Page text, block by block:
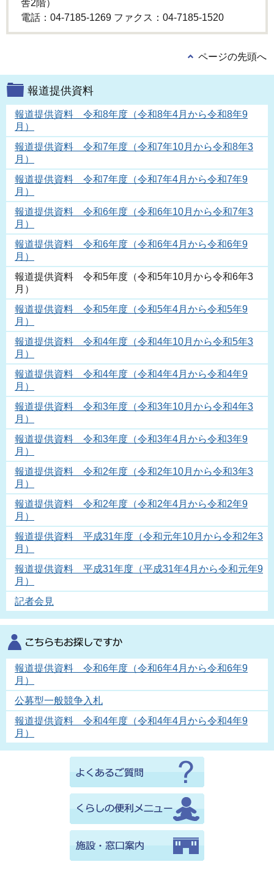
舎2階）
電話：04-7185-1269 ファクス：04-7185-1520
ページの先頭へ
報道提供資料
報道提供資料 令和8年度（令和8年4月から令和8年9
月）
報道提供資料 令和7年度（令和7年10月から令和8年3
月）
報道提供資料 令和7年度（令和7年4月から令和7年9
月）
報道提供資料 令和6年度（令和6年10月から令和7年3
月）
報道提供資料 令和6年度（令和6年4月から令和6年9
月）
報道提供資料 令和5年度（令和5年10月から令和6年3
月）
報道提供資料 令和5年度（令和5年4月から令和5年9
月）
報道提供資料 令和4年度（令和4年10月から令和5年3
月）
報道提供資料 令和4年度（令和4年4月から令和4年9
月）
報道提供資料 令和3年度（令和3年10月から令和4年3
月）
報道提供資料 令和3年度（令和3年4月から令和3年9
月）
報道提供資料 令和2年度（令和2年10月から令和3年3
月）
報道提供資料 令和2年度（令和2年4月から令和2年9
月）
報道提供資料 平成31年度（令和元年10月から令和2年3
月）
報道提供資料 平成31年度（平成31年4月から令和元年9
月）
記者会見
報道提供資料 令和6年度（令和6年4月から令和6年9
月）
公募型一般競争入札
報道提供資料 令和4年度（令和4年4月から令和4年9
月）